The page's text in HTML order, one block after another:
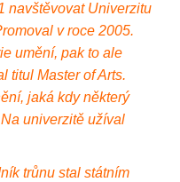
navštěvovat Univerzitu
v roce 2005.
umění, pak to ale
titul Master of Arts.
jaká kdy některý
univerzitě užíval
trůnu stal státním